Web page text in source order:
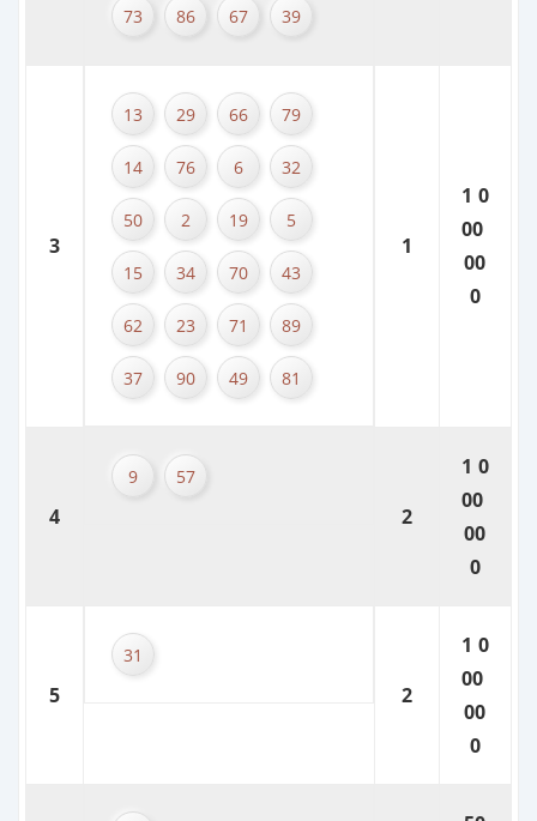
73 86 67 39
3
13 29 66 79
14 76 6 32
50 2 19 5
15 34 70 43
62 23 71 89
37 90 49 81
1
1 0
00
00
0
4
9 57
2
1 0
00
00
0
5
31
2
1 0
00
00
0